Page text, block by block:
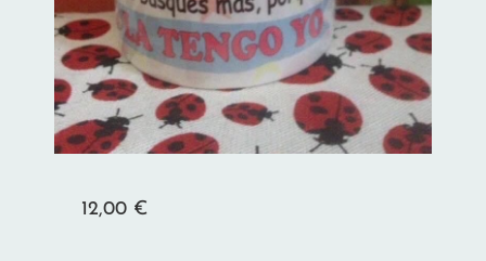
12,00 €